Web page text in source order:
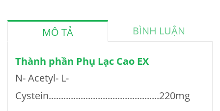
MÔ TẢ BÌNH LUẬN
Thành phần Phụ Lạc Cao EX
N- Acetyl- L-
Cystein.............................................220mg